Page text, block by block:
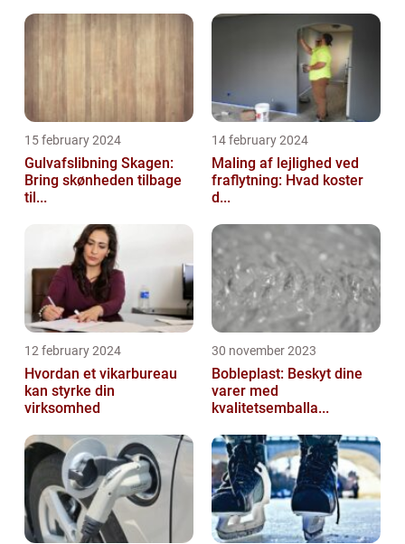
15 february 2024
Gulvafslibning Skagen:
Bring skønheden tilbage
til...
14 february 2024
Maling af lejlighed ved
fraflytning: Hvad koster
d...
12 february 2024
Hvordan et vikarbureau
kan styrke din
virksomhed
30 november 2023
Bobleplast: Beskyt dine
varer med
kvalitetsemballa...